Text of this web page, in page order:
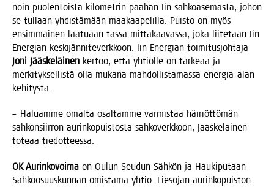
noin puo­len­tois­ta kilo­met­rin pää­hän Iin säh­kö­ase­mas­ta, johon
se tul­laan yhdis­tä­mään maa­kaa­pe­lil­la. Puis­to on myös
ensim­mäi­nen laa­tu­aan täs­sä mit­ta­kaa­vas­sa, joka lii­te­tään Iin
Ener­gian kes­ki­jän­ni­te­verk­koon. Iin Ener­gian toi­mi­tus­joh­ta­ja
Joni Jääs­ke­läi­nen ker­too, että yhtiöl­le on tär­ke­ää ja
mer­ki­tyk­sel­lis­tä olla muka­na mah­dol­lis­ta­mas­sa ener­gia-alan
kehitystä.
– Haluam­me omal­ta osal­tam­me var­mis­taa häi­riöt­tö­män
säh­kön­siir­ron aurin­ko­puis­tos­ta säh­kö­verk­koon, Jääs­ke­läi­nen
tote­aa tiedotteessa.
OK Aurin­ko­voi­ma on Oulun Seu­dun Säh­kön ja Hau­ki­pu­taan
Säh­kö­osuus­kun­nan omis­ta­ma yhtiö. Lie­so­jan aurin­ko­puis­ton